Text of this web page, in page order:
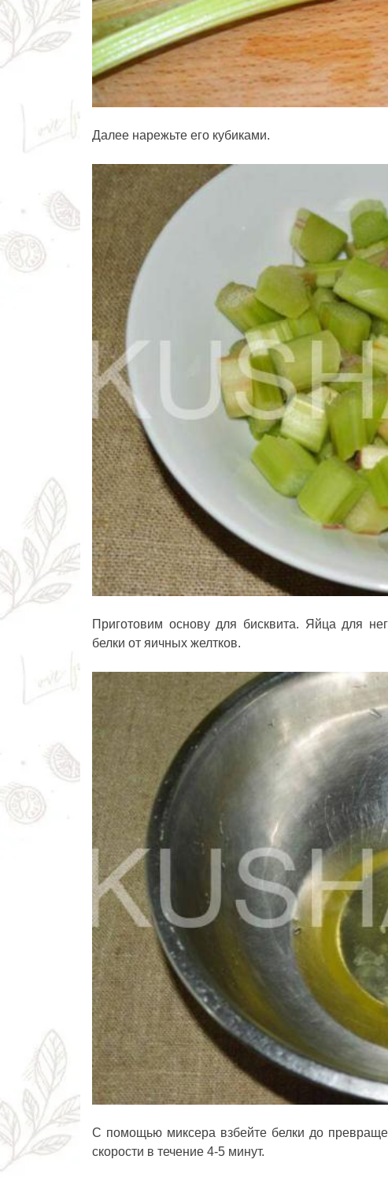
Далее нарежьте его кубиками.
Приготовим основу для бисквита. Яйца для
белки от яичных желтков.
С помощью миксера взбейте белки до
скорости в течение 4-5 минут.